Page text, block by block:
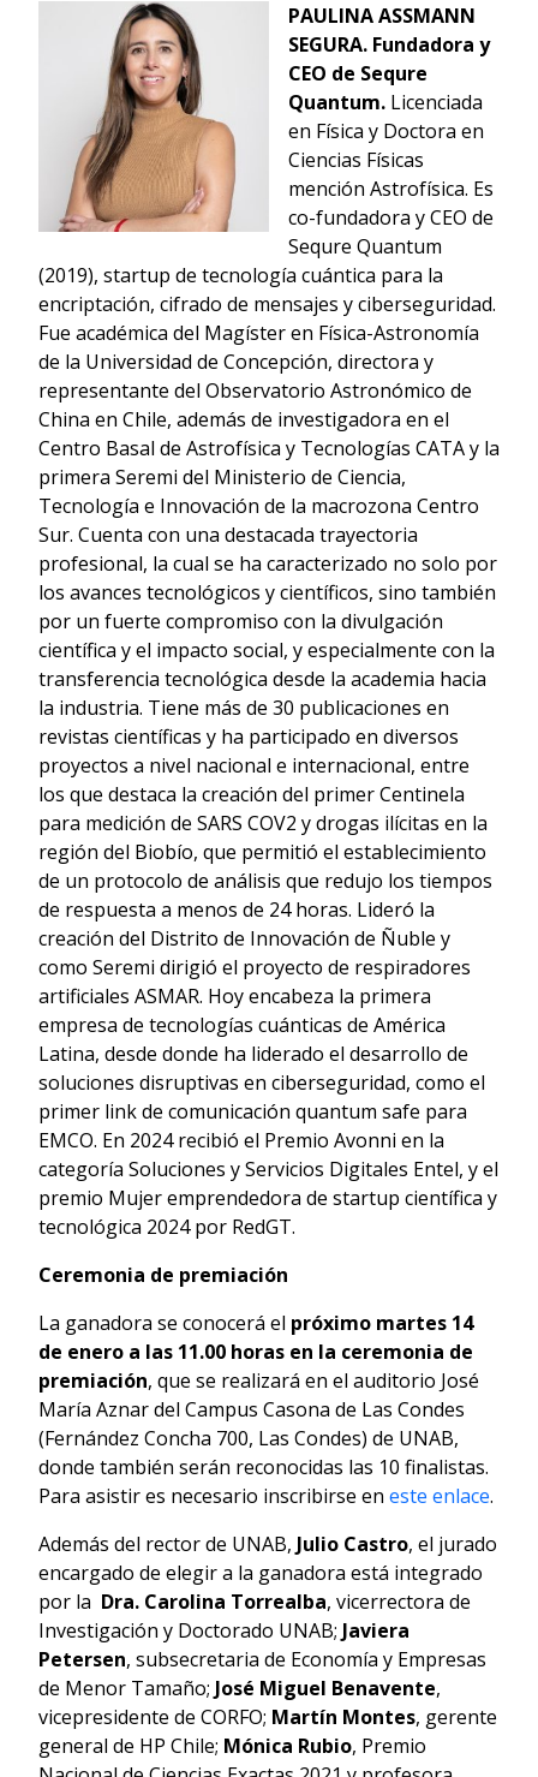
PAULINA ASSMANN
SEGURA. Fundadora y
CEO de Sequre
Quantum. Licenciada
en Física y Doctora en
Ciencias Físicas
mención Astrofísica. Es
co-fundadora y CEO de
Sequre Quantum
(2019), startup de tecnología cuántica para la
encriptación, cifrado de mensajes y ciberseguridad.
Fue académica del Magíster en Física-Astronomía
de la Universidad de Concepción, directora y
representante del Observatorio Astronómico de
China en Chile, además de investigadora en el
Centro Basal de Astrofísica y Tecnologías CATA y la
primera Seremi del Ministerio de Ciencia,
Tecnología e Innovación de la macrozona Centro
Sur. Cuenta con una destacada trayectoria
profesional, la cual se ha caracterizado no solo por
los avances tecnológicos y científicos, sino también
por un fuerte compromiso con la divulgación
científica y el impacto social, y especialmente con la
transferencia tecnológica desde la academia hacia
la industria. Tiene más de 30 publicaciones en
revistas científicas y ha participado en diversos
proyectos a nivel nacional e internacional, entre
los que destaca la creación del primer Centinela
para medición de SARS COV2 y drogas ilícitas en la
región del Biobío, que permitió el establecimiento
de un protocolo de análisis que redujo los tiempos
de respuesta a menos de 24 horas. Lideró la
creación del Distrito de Innovación de Ñuble y
como Seremi dirigió el proyecto de respiradores
artificiales ASMAR. Hoy encabeza la primera
empresa de tecnologías cuánticas de América
Latina, desde donde ha liderado el desarrollo de
soluciones disruptivas en ciberseguridad, como el
primer link de comunicación quantum safe para
EMCO. En 2024 recibió el Premio Avonni en la
categoría Soluciones y Servicios Digitales Entel, y el
premio Mujer emprendedora de startup científica y
tecnológica 2024 por RedGT.
Ceremonia de premiación
La ganadora se conocerá el próximo martes 14
de enero a las 11.00 horas en la ceremonia de
premiación, que se realizará en el auditorio José
María Aznar del Campus Casona de Las Condes
(Fernández Concha 700, Las Condes) de UNAB,
donde también serán reconocidas las 10 finalistas.
Para asistir es necesario inscribirse en este enlace.
Además del rector de UNAB, Julio Castro, el jurado
encargado de elegir a la ganadora está integrado
por la Dra. Carolina Torrealba, vicerrectora de
Investigación y Doctorado UNAB; Javiera
Petersen, subsecretaria de Economía y Empresas
de Menor Tamaño; José Miguel Benavente,
vicepresidente de CORFO; Martín Montes, gerente
general de HP Chile; Mónica Rubio, Premio